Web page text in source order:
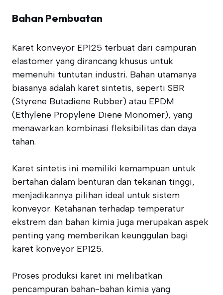
Bahan Pembuatan
Karet konveyor EP125 terbuat dari campuran
elastomer yang dirancang khusus untuk
memenuhi tuntutan industri. Bahan utamanya
biasanya adalah karet sintetis, seperti SBR
(Styrene Butadiene Rubber) atau EPDM
(Ethylene Propylene Diene Monomer), yang
menawarkan kombinasi fleksibilitas dan daya
tahan.
Karet sintetis ini memiliki kemampuan untuk
bertahan dalam benturan dan tekanan tinggi,
menjadikannya pilihan ideal untuk sistem
konveyor. Ketahanan terhadap temperatur
ekstrem dan bahan kimia juga merupakan aspek
penting yang memberikan keunggulan bagi
karet konveyor EP125.
Proses produksi karet ini melibatkan
pencampuran bahan-bahan kimia yang